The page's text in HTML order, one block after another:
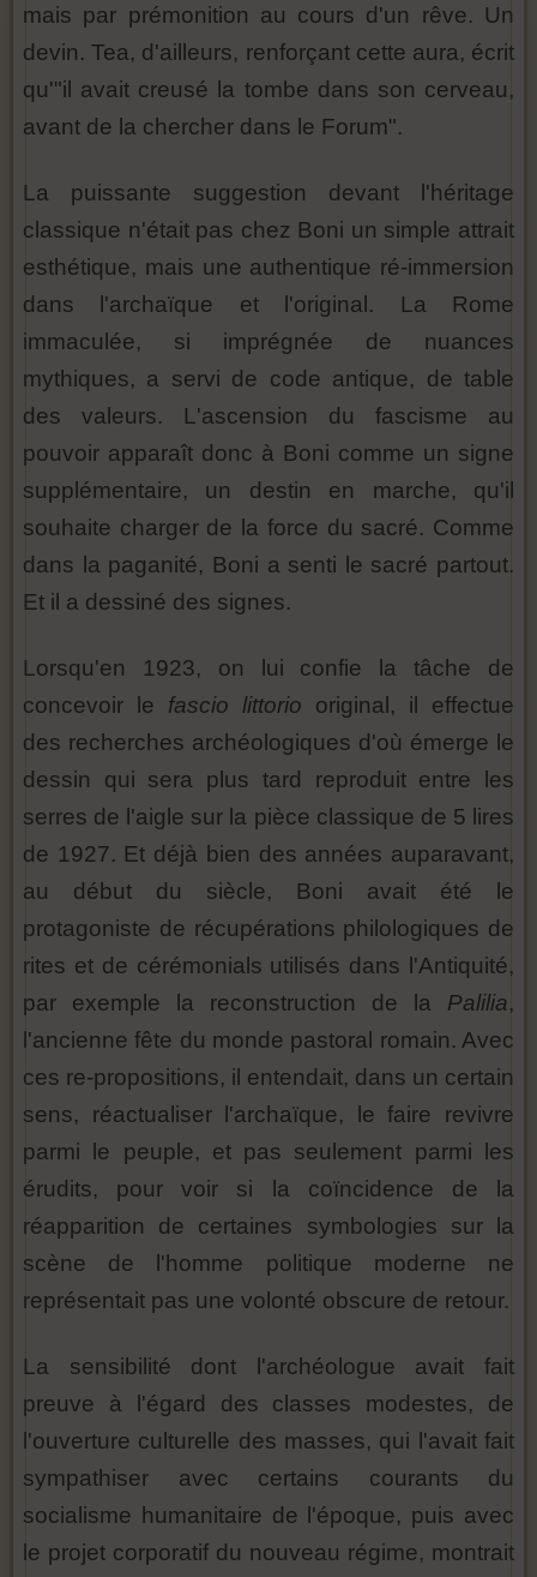
mais par prémonition au cours d'un rêve. Un
devin. Tea, d'ailleurs, renforçant cette aura, écrit
qu'"il avait creusé la tombe dans son cerveau,
avant de la chercher dans le Forum".
La puissante suggestion devant l'héritage
classique n'était pas chez Boni un simple attrait
esthétique, mais une authentique ré-immersion
dans l'archaïque et l'original. La Rome
immaculée, si imprégnée de nuances
mythiques, a servi de code antique, de table
des valeurs. L'ascension du fascisme au
pouvoir apparaît donc à Boni comme un signe
supplémentaire, un destin en marche, qu'il
souhaite charger de la force du sacré. Comme
dans la paganité, Boni a senti le sacré partout.
Et il a dessiné des signes.
Lorsqu'en 1923, on lui confie la tâche de
concevoir le fascio littorio original, il effectue
des recherches archéologiques d'où émerge le
dessin qui sera plus tard reproduit entre les
serres de l'aigle sur la pièce classique de 5 lires
de 1927. Et déjà bien des années auparavant,
au début du siècle, Boni avait été le
protagoniste de récupérations philologiques de
rites et de cérémonials utilisés dans l'Antiquité,
par exemple la reconstruction de la Palilia,
l'ancienne fête du monde pastoral romain. Avec
ces re-propositions, il entendait, dans un certain
sens, réactualiser l'archaïque, le faire revivre
parmi le peuple, et pas seulement parmi les
érudits, pour voir si la coïncidence de la
réapparition de certaines symbologies sur la
scène de l'homme politique moderne ne
représentait pas une volonté obscure de retour.
La sensibilité dont l'archéologue avait fait
preuve à l'égard des classes modestes, de
l'ouverture culturelle des masses, qui l'avait fait
sympathiser avec certains courants du
socialisme humanitaire de l'époque, puis avec
le projet corporatif du nouveau régime, montrait